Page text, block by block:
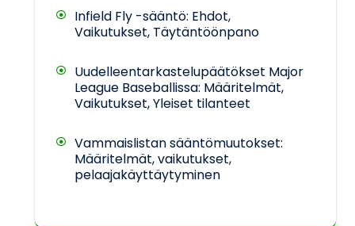
Infield Fly -sääntö: Ehdot,
Vaikutukset, Täytäntöönpano
Uudelleentarkastelupäätökset Major
League Baseballissa: Määritelmät,
Vaikutukset, Yleiset tilanteet
Vammaislistan sääntömuutokset:
Määritelmät, vaikutukset,
pelaajakäyttäytyminen